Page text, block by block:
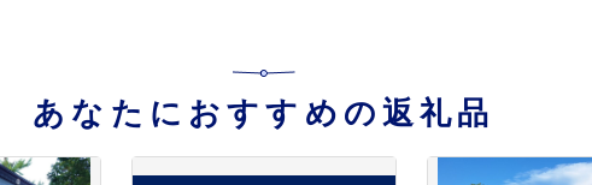
あなたにおすすめの返礼品